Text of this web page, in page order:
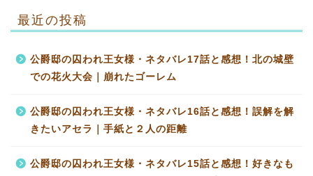
最近の投稿
公爵邸の囚われ王女様・ネタバレ17話と感想！北の城壁
での花火大会｜崩れたゴーレム
公爵邸の囚われ王女様・ネタバレ16話と感想！誤解を解
きたいアセラ｜手紙と２人の距離
公爵邸の囚われ王女様・ネタバレ15話と感想！好きなも